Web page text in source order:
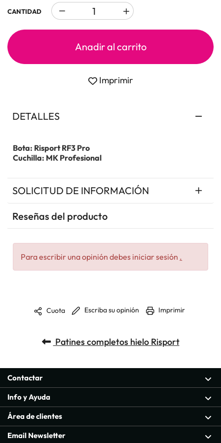
CANTIDAD
Anadir al carrito
Imprimir
DETALLES
Bota: Risport RF3 Pro
Cuchilla: MK Profesional
SOLICITUD DE INFORMACIÓN
Reseñas del producto
Para escribir una opinión debes iniciar sesión .
Cuota Escriba su opinión Imprimir
Patines completos hielo Risport
Contactar
Info y Ayuda
Área de clientes
Email Newsletter